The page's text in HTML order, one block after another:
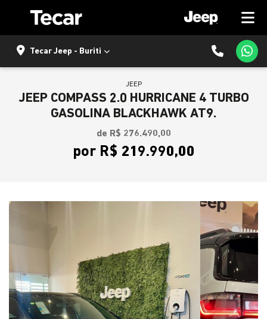
Tecar Jeep - Buriti
JEEP
JEEP COMPASS 2.0 HURRICANE 4 TURBO
GASOLINA BLACKHAWK AT9.
de R$ 276.490,00
por R$ 219.990,00